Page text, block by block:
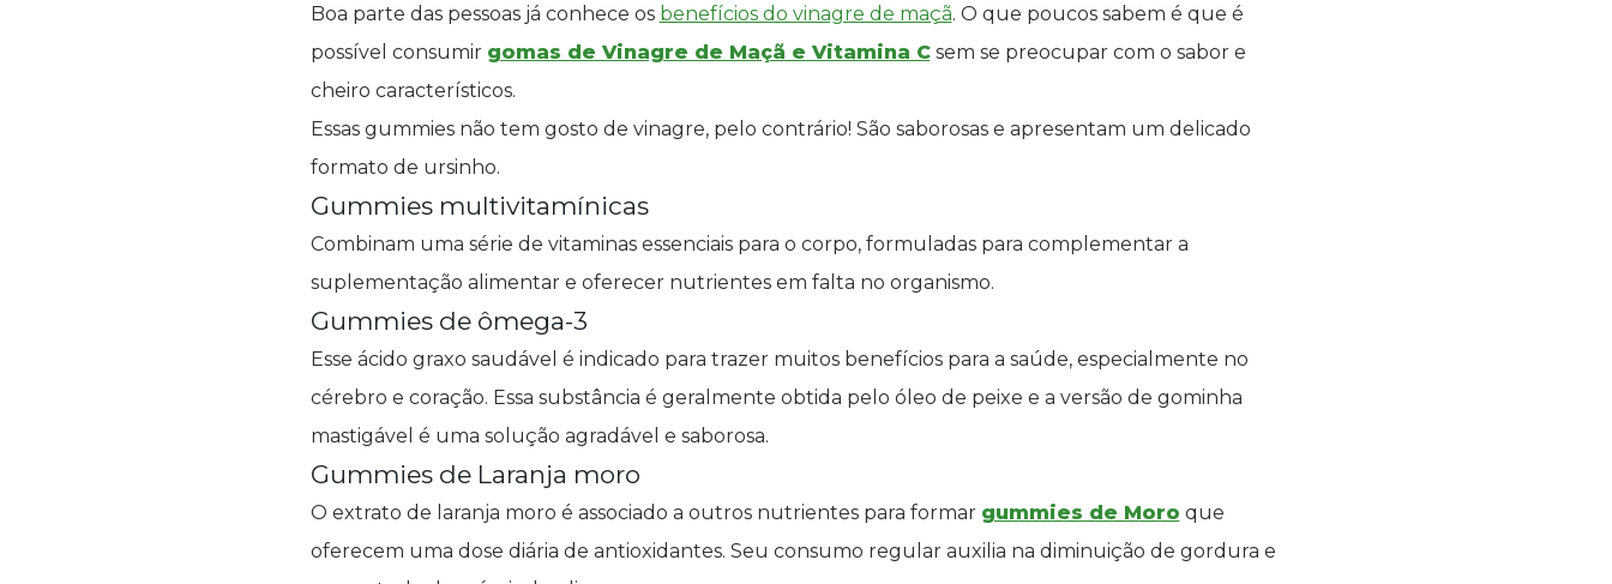
Boa parte das pessoas já conhece os benefícios do vinagre de maçã. O que poucos sabem é que é
possível consumir gomas de Vinagre de Maçã e Vitamina Csem se preocupar com o sabor e
cheiro característicos.
Essas gummies não tem gosto de vinagre, pelo contrário! São saborosas e apresentam um delicado
formato de ursinho.
Gummies multivitamínicas
Combinam uma série de vitaminas essenciais para o corpo, formuladas para complementar a
suplementação alimentar e oferecer nutrientes em falta no organismo.
Gummies de ômega-3
Esse ácido graxo saudável é indicado para trazer muitos benefícios para a saúde, especialmente no
cérebro e coração. Essa substância é geralmente obtida pelo óleo de peixe e a versão de gominha
mastigável é uma solução agradável e saborosa.
Gummies de Laranja moro
O extrato de laranja moro é associado a outros nutrientes para formar gummies de Moro que
oferecem uma dose diária de antioxidantes. Seu consumo regular auxilia na diminuição de gordura e